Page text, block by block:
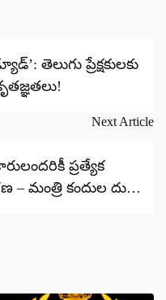
తెలుగు ప్రేక్షకులకు
Next Article
ప్రత్యేక
– మంత్రి కందుల దుర్గేశ్